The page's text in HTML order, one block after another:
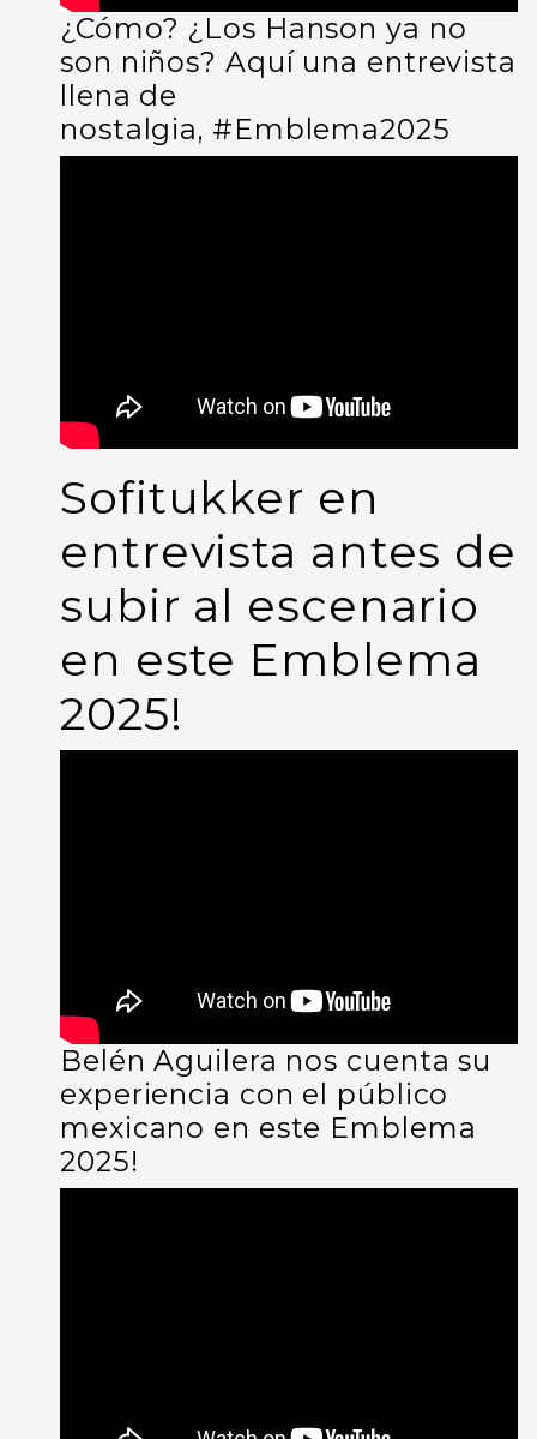
¿Cómo? ¿Los Hanson ya no
son niños? Aquí una entrevista
llena de
nostalgia, #Emblema2025
Sofitukker en
entrevista antes de
subir al escenario
en este Emblema
2025!
Belén Aguilera nos cuenta su
experiencia con el público
mexicano en este Emblema
2025!